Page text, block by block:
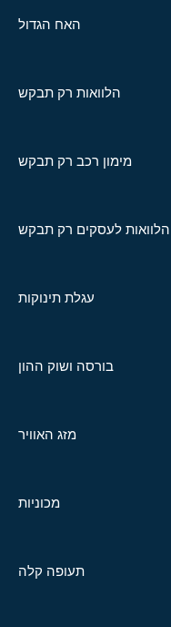
האח הגדול
הלוואות רק תבקש
מימון רכב רק תבקש
הלוואות לעסקים רק תבקש
עגלת תינוקות
בורסה ושוק ההון
מזג האוויר
מכוניות
תעופה קלה